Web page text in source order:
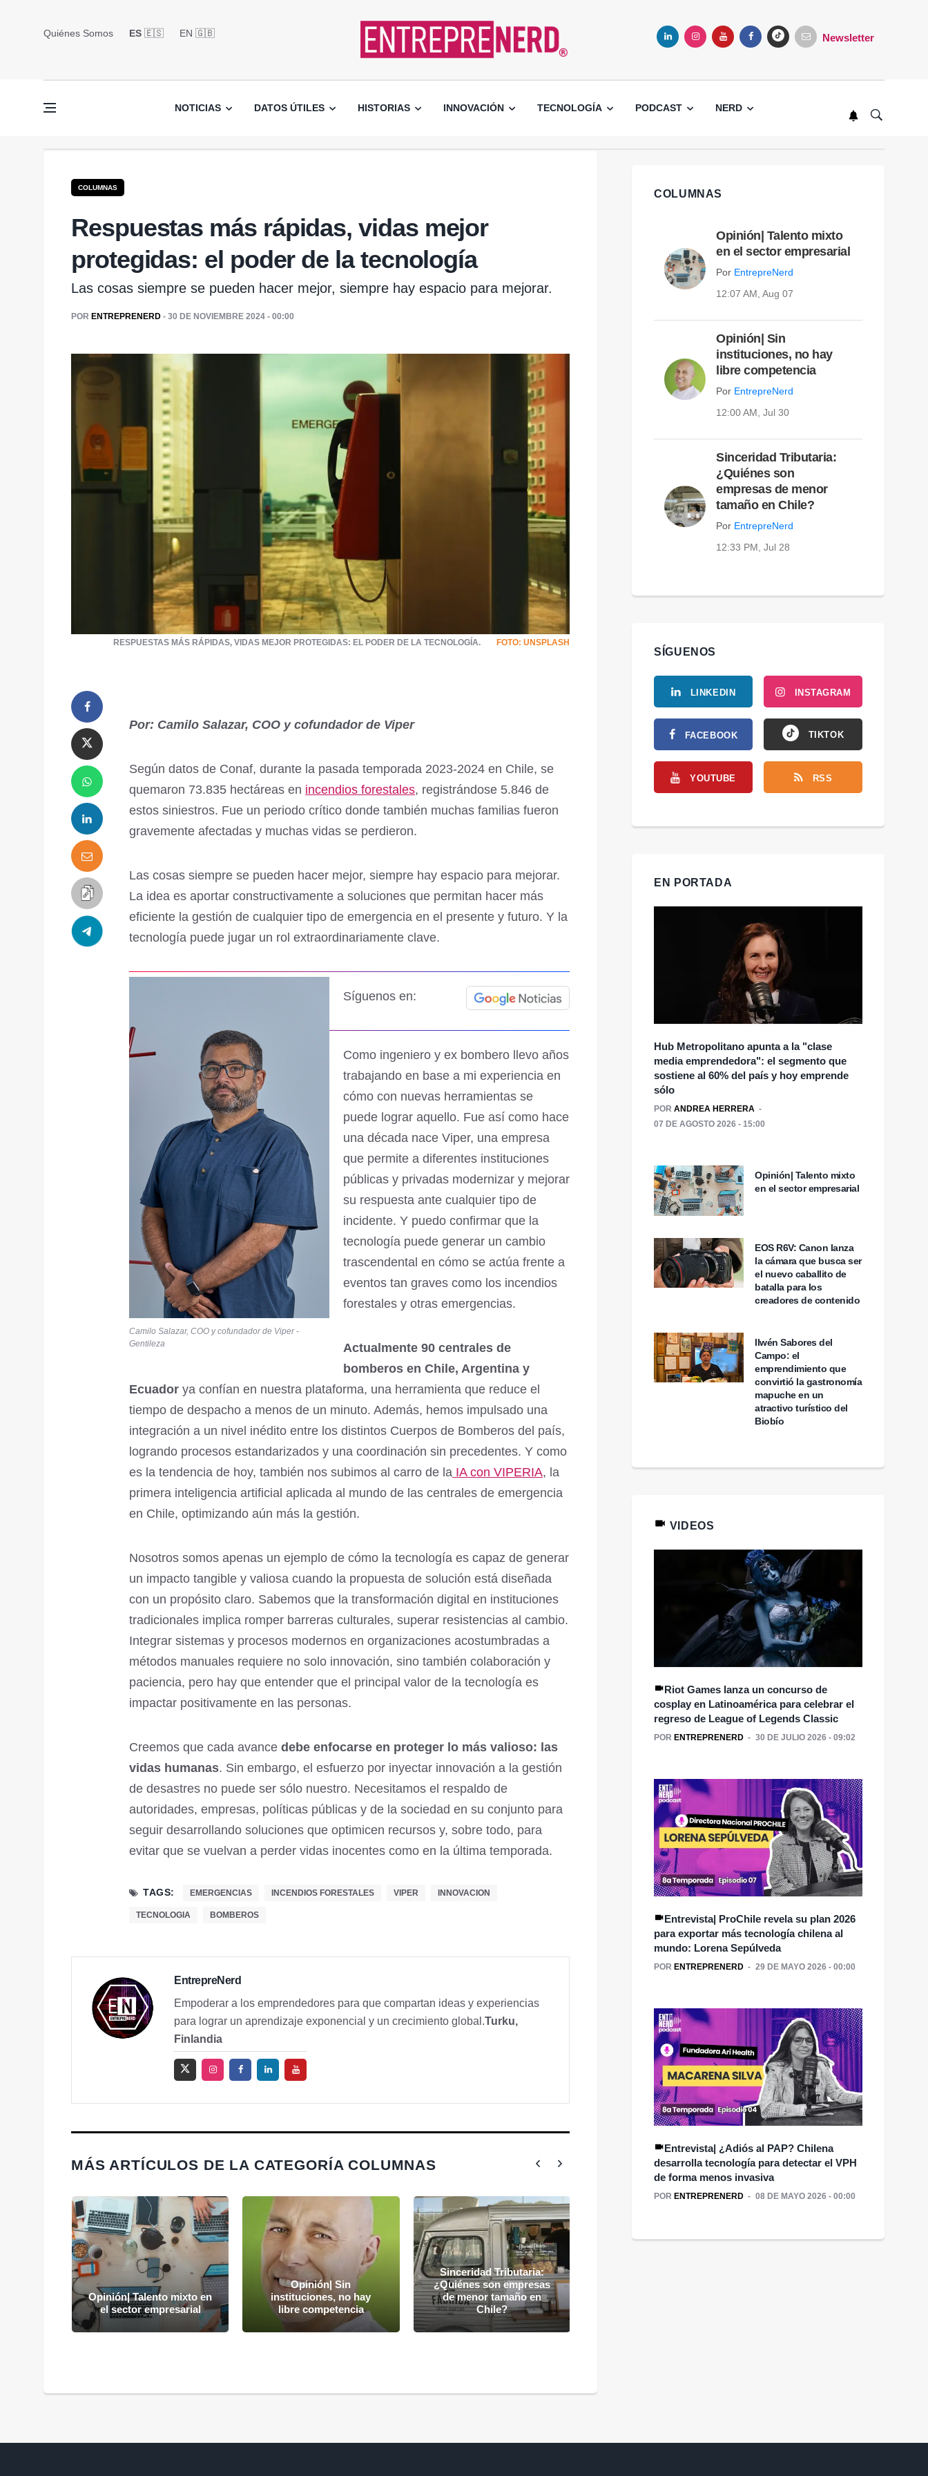
Quiénes Somos ES 🇪🇸 EN 🇬🇧󠁢󠁥󠁮󠁧󠁿 Newsletter
NOTICIAS DATOS ÚTILES HISTORIAS INNOVACIÓN TECNOLOGÍA PODCAST NERD
COLUMNAS
Respuestas más rápidas, vidas mejor
protegidas: el poder de la tecnología
Las cosas siempre se pueden hacer mejor, siempre hay espacio para mejorar.
POR ENTREPRENERD - 30 DE NOVIEMBRE 2024 - 00:00
RESPUESTAS MÁS RÁPIDAS, VIDAS MEJOR PROTEGIDAS: EL PODER DE LA TECNOLOGÍA. FOTO: UNSPLASH
Por: Camilo Salazar, COO y cofundador de Viper
Según datos de Conaf, durante la pasada temporada 2023-2024 en Chile, se
quemaron 73.835 hectáreas en incendios forestales, registrándose 5.846 de
estos siniestros. Fue un periodo crítico donde también muchas familias fueron
gravemente afectadas y muchas vidas se perdieron.
Las cosas siempre se pueden hacer mejor, siempre hay espacio para mejorar.
La idea es aportar constructivamente a soluciones que permitan hacer más
eficiente la gestión de cualquier tipo de emergencia en el presente y futuro. Y la
tecnología puede jugar un rol extraordinariamente clave.
Camilo Salazar, COO y cofundador de Viper -
Gentileza
Síguenos en:
Como ingeniero y ex bombero llevo años
trabajando en base a mi experiencia en
cómo con nuevas herramientas se
puede lograr aquello. Fue así como hace
una década nace Viper, una empresa
que permite a diferentes instituciones
públicas y privadas modernizar y mejorar
su respuesta ante cualquier tipo de
incidente. Y puedo confirmar que la
tecnología puede generar un cambio
trascendental en cómo se actúa frente a
eventos tan graves como los incendios
forestales y otras emergencias.
Actualmente 90 centrales de
bomberos en Chile, Argentina y
Ecuador ya confían en nuestra plataforma, una herramienta que reduce el
tiempo de despacho a menos de un minuto. Además, hemos impulsado una
integración a un nivel inédito entre los distintos Cuerpos de Bomberos del país,
logrando procesos estandarizados y una coordinación sin precedentes. Y como
es la tendencia de hoy, también nos subimos al carro de la IA con VIPERIA, la
primera inteligencia artificial aplicada al mundo de las centrales de emergencia
en Chile, optimizando aún más la gestión.
Nosotros somos apenas un ejemplo de cómo la tecnología es capaz de generar
un impacto tangible y valiosa cuando la propuesta de solución está diseñada
con un propósito claro. Sabemos que la transformación digital en instituciones
tradicionales implica romper barreras culturales, superar resistencias al cambio.
Integrar sistemas y procesos modernos en organizaciones acostumbradas a
métodos manuales requiere no solo innovación, sino también colaboración y
paciencia, pero hay que entender que el principal valor de la tecnología es
impactar positivamente en las personas.
Creemos que cada avance debe enfocarse en proteger lo más valioso: las
vidas humanas. Sin embargo, el esfuerzo por inyectar innovación a la gestión
de desastres no puede ser sólo nuestro. Necesitamos el respaldo de
autoridades, empresas, políticas públicas y de la sociedad en su conjunto para
seguir desarrollando soluciones que optimicen recursos y, sobre todo, para
evitar que se vuelvan a perder vidas inocentes como en la última temporada.
TAGS: EMERGENCIAS INCENDIOS FORESTALES VIPER INNOVACION
TECNOLOGIA BOMBEROS
EntrepreNerd
Empoderar a los emprendedores para que compartan ideas y experiencias
para lograr un aprendizaje exponencial y un crecimiento global.Turku,
Finlandia
MÁS ARTÍCULOS DE LA CATEGORÍA COLUMNAS
Opinión| Talento mixto en
el sector empresarial
Opinión| Sin
instituciones, no hay
libre competencia
Sinceridad Tributaria:
¿Quiénes son empresas
de menor tamaño en
Chile?
COLUMNAS
Opinión| Talento mixto
en el sector empresarial
Por EntrepreNerd
12:07 AM, Aug 07
Opinión| Sin
instituciones, no hay
libre competencia
Por EntrepreNerd
12:00 AM, Jul 30
Sinceridad Tributaria:
¿Quiénes son
empresas de menor
tamaño en Chile?
Por EntrepreNerd
12:33 PM, Jul 28
SÍGUENOS
LINKEDIN
FACEBOOK
YOUTUBE
INSTAGRAM
TIKTOK
RSS
EN PORTADA
Hub Metropolitano apunta a la "clase
media emprendedora": el segmento que
sostiene al 60% del país y hoy emprende
sólo
POR ANDREA HERRERA
07 DE AGOSTO 2026 - 15:00
Opinión| Talento mixto
en el sector empresarial
EOS R6V: Canon lanza
la cámara que busca ser
el nuevo caballito de
batalla para los
creadores de contenido
Ilwén Sabores del
Campo: el
emprendimiento que
convirtió la gastronomía
mapuche en un
atractivo turístico del
Biobío
VIDEOS
Riot Games lanza un concurso de
cosplay en Latinoamérica para celebrar el
regreso de League of Legends Classic
POR ENTREPRENERD 30 DE JULIO 2026 - 09:02
Entrevista| ProChile revela su plan 2026
para exportar más tecnología chilena al
mundo: Lorena Sepúlveda
POR ENTREPRENERD 29 DE MAYO 2026 - 00:00
Entrevista| ¿Adiós al PAP? Chilena
desarrolla tecnología para detectar el VPH
de forma menos invasiva
POR ENTREPRENERD 08 DE MAYO 2026 - 00:00